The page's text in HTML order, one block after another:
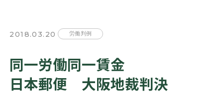
2018.03.20 労働判例
同一労働同一賃金
日本郵便 大阪地裁判決